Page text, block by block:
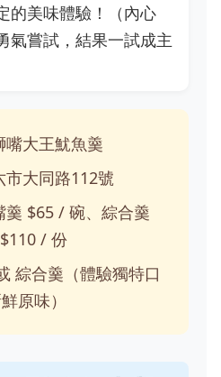
的美味體驗！（內心
氣嘗試，結果一試成主
嘴大王魷魚羹
市大同路112號
羹 $65 / 碗、綜合羹
/ 份
綜合羹（體驗獨特口
原味）